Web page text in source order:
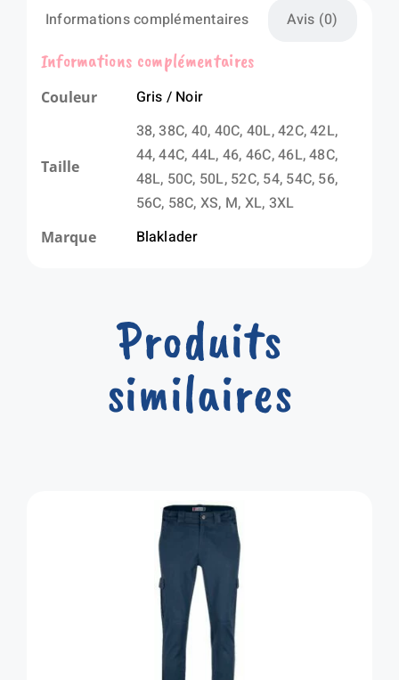
Informations complémentaires Avis (0)
Informations complémentaires
Couleur Gris / Noir
Taille
38, 38C, 40, 40C, 40L, 42C, 42L,
44, 44C, 44L, 46, 46C, 46L, 48C,
48L, 50C, 50L, 52C, 54, 54C, 56,
56C, 58C, XS, M, XL, 3XL
Marque Blaklader
Produits
similaires